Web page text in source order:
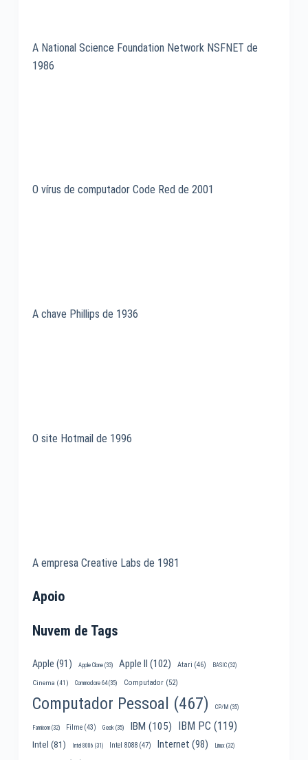
A National Science Foundation Network NSFNET de
1986
O vírus de computador Code Red de 2001
A chave Phillips de 1936
O site Hotmail de 1996
A empresa Creative Labs de 1981
Apoio
Nuvem de Tags
Apple (91) Apple Clone(33) Apple II (102) Atari (46) BASIC(32)
Cinema (41) Commodore 64(35) Computador(52)
Computador Pessoal (467) CP/M (35)
Famicom(32) Filme(43) Geek (35) IBM (105) IBM PC (119)
Intel (81) Intel 8086 (31) Intel 8088(47) Internet (98) Linux(32)